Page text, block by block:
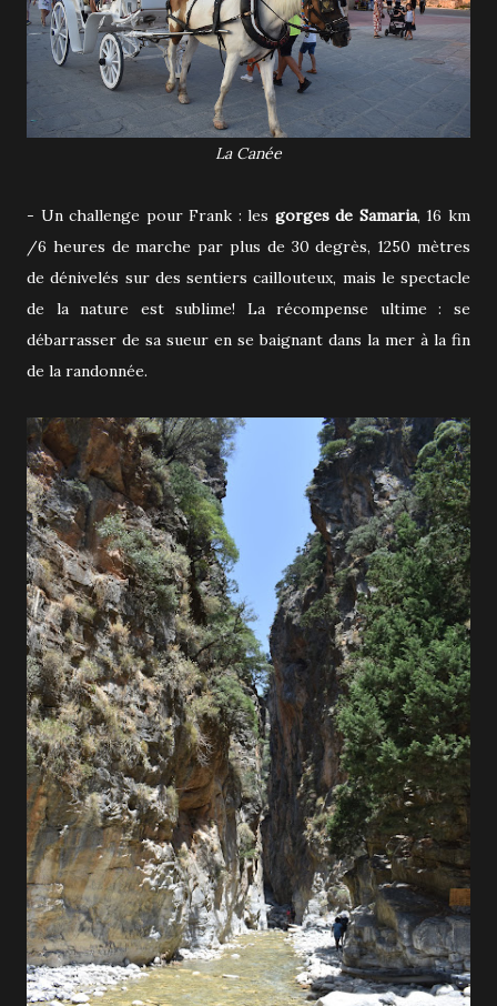
La Canée
- Un challenge pour Frank : les gorges de Samaria, 16 km
/6 heures de marche par plus de 30 degrès, 1250 mètres
de dénivelés sur des sentiers caillouteux, mais le spectacle
de la nature est sublime! La récompense ultime : se
débarrasser de sa sueur en se baignant dans la mer à la fin
de la randonnée.